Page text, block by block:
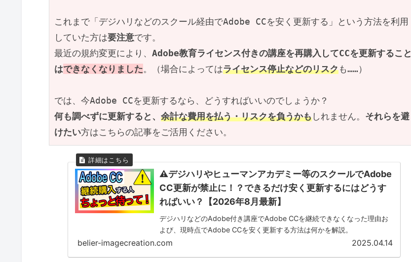
これまで「デジハリなどのスクール経由でAdobe CCを安く更新する」という方法を利用
していた方は要注意です。
最近の規約変更により、 Adobe教育ライセンス付きの講座を再購入してCCを更新すること
はできなくなりました。（場合によってはライセンス停止などのリスクも……）
では、今Adobe CCを更新するなら、どうすればいいのでしょうか？
何も調べずに更新すると、 余計な費用を払う・リスクを負うかもしれません。 それらを避
けたい方はこちらの記事をご活用ください。
⚠デジハリやヒューマンアカデミー等のスクールでAdobe
CC更新が禁止に！？できるだけ安く更新するにはどうす
ればいい？【2026年8月最新】
デジハリなどのAdobe付き講座でAdobe CCを継続できなくなった理由お
よび、現時点でAdobe CCを安く更新する方法は何かを解説。
belier-imagecreation.com 2025.04.14